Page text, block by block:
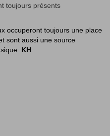
toujours présents
occuperont toujours une place
sont aussi une source
KH